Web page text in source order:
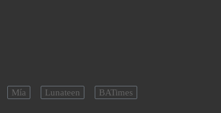
Mía Lunateen BATimes